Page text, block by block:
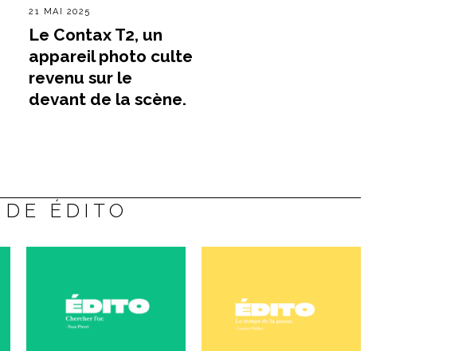
21 MAI 2025
Le Contax T2, un
appareil photo culte
revenu sur le
devant de la scène.
ÉDITO